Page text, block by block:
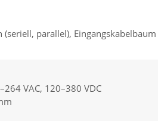
parallel), Eingangskabelbaum
VAC, 120–380 VDC